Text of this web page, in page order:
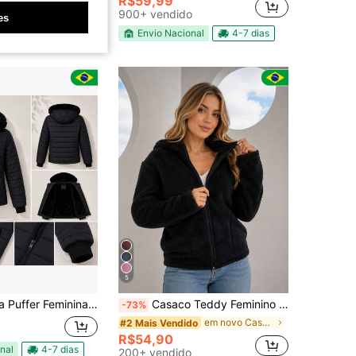
vendido
900+ vendido
Envio Nacional 4-7 dias
Removível – Casaco Térmico Inverno Casual, Quentinho, Confortável e Elegante, Bolsos Laterais, Ideal para Frio e Dia a Dia
4-7 dias
5
-73% Casaco Teddy Feminino Peluciado Quentinho com Capuz
#2 Mais Vendido em novo Casacos Femininos
R$54,90
200+ vendido